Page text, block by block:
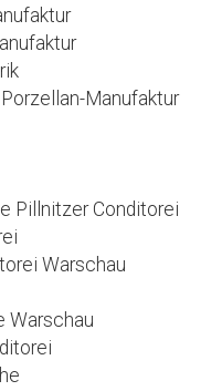
Manufaktur
Pillnitzer Conditorei
Warschau
Warschau